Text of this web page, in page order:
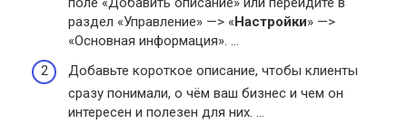
раздел «Управление» —> «Настройки» —>
«Основная информация». …
Добавьте короткое описание, чтобы клиенты
сразу понимали, о чём ваш бизнес и чем он
интересен и полезен для них. …